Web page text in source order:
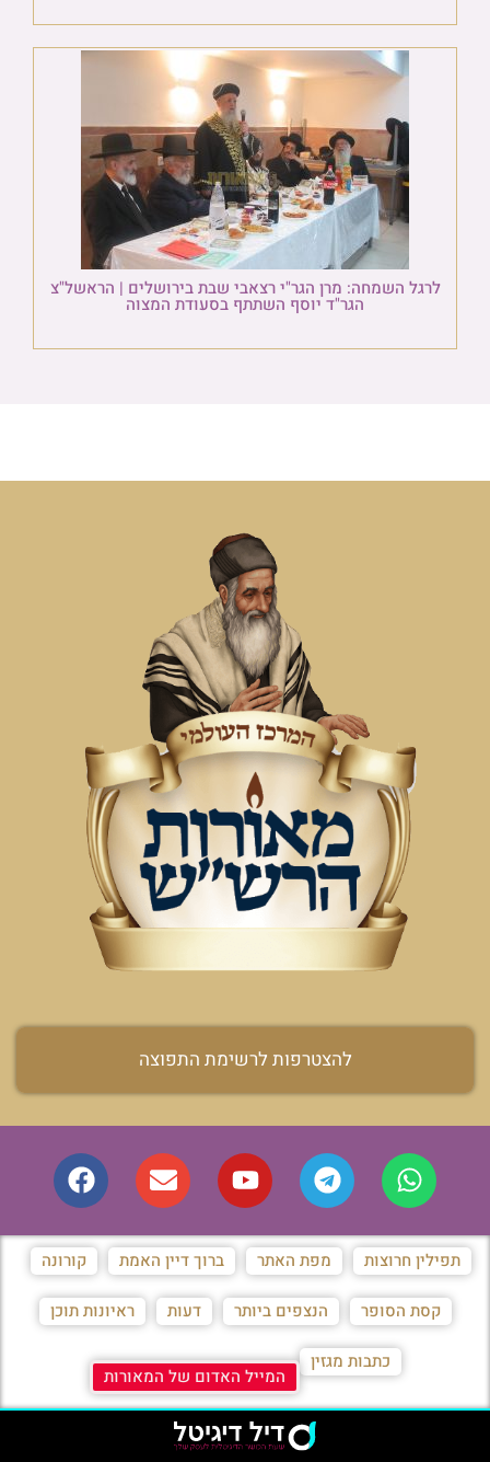
לרגל השמחה: מרן הגר"י רצאבי שבת בירושלים | הראשל"צ
הגר"ד יוסף השתתף בסעודת המצוה
להצטרפות לרשימת התפוצה
תפילין חרוצות מפת האתר ברוך דיין האמת קורונה
קסת הסופר הנצפים ביותר דעות ראיונות תוכן
כתבות מגזין
המייל האדום של המאורות